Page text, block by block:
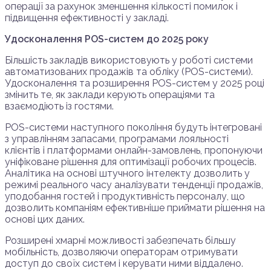
операції за рахунок зменшення кількості помилок і
підвищення ефективності у закладі.
Удосконалення POS-систем до 2025 року
Більшість закладів використовують у роботі системи
автоматизованих продажів та обліку (POS-системи).
Удосконалення та розширення POS-систем у 2025 році
змінить те, як заклади керують операціями та
взаємодіють із гостями.
POS-системи наступного покоління будуть інтегровані
з управлінням запасами, програмами лояльності
клієнтів і платформами онлайн-замовлень, пропонуючи
уніфіковане рішення для оптимізації робочих процесів.
Аналітика на основі штучного інтелекту дозволить у
режимі реального часу аналізувати тенденції продажів,
уподобання гостей і продуктивність персоналу, що
дозволить компаніям ефективніше приймати рішення на
основі цих даних.
Розширені хмарні можливості забезпечать більшу
мобільність, дозволяючи операторам отримувати
доступ до своїх систем і керувати ними віддалено.